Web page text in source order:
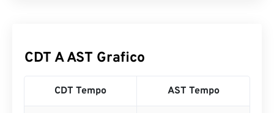
CDT A AST Grafico
CDT Tempo AST Tempo